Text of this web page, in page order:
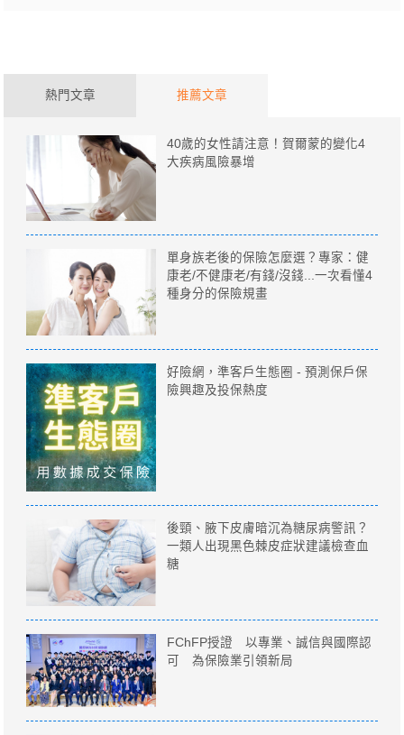
熱門文章 推薦文章
40歲的女性請注意！賀爾蒙的變化4
大疾病風險暴增
單身族老後的保險怎麼選？專家：健
康老/不健康老/有錢/沒錢...一次看懂4
種身分的保險規畫
好險網，準客戶生態圈 - 預測保戶保
險興趣及投保熱度
後頸、腋下皮膚暗沉為糖尿病警訊？
一類人出現黑色棘皮症狀建議檢查血
糖
FChFP授證 以專業、誠信與國際認
可 為保險業引領新局